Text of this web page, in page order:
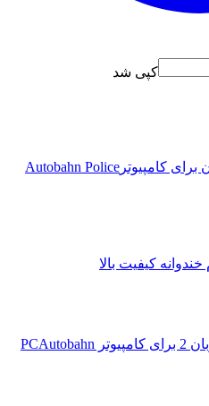
کپی شد
برای کامپیوتر Autobahn Police
کیفیت بالا
Autobahn